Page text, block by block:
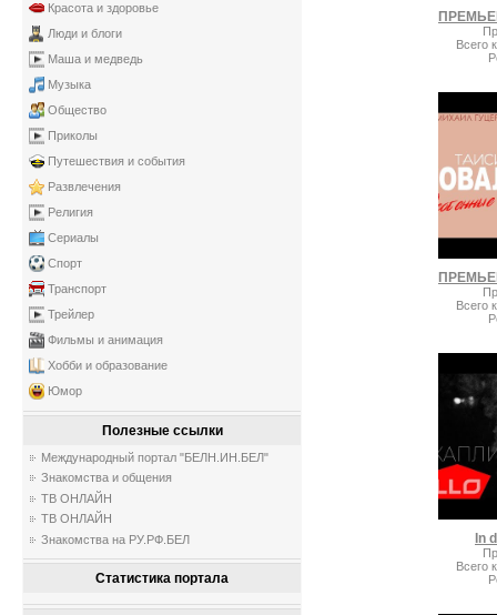
Красота и здоровье
Люди и блоги
Маша и медведь
Музыка
Общество
Приколы
Путешествия и события
Развлечения
Религия
Сериалы
Спорт
Транспорт
Трейлер
Фильмы и анимация
Хобби и образование
Юмор
Полезные ссылки
Международный портал "БЕЛН.ИН.БЕЛ"
Знакомства и общения
ТВ ОНЛАЙН
ТВ ОНЛАЙН
Знакомства на РУ.РФ.БЕЛ
Статистика портала
Всего
Всего
In
Всего